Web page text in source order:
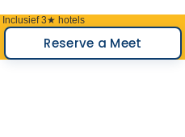
Inclusief 3★ hotels
Reserve a Meet